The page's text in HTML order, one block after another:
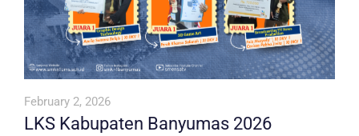
February 2, 2026
LKS Kabupaten Banyumas 2026